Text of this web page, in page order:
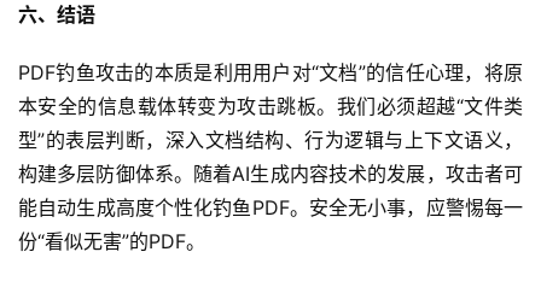
六、结语
PDF钓鱼攻击的本质是利用用户对“文档”的信任心理，将原
本安全的信息载体转变为攻击跳板。我们必须超越“文件类
型”的表层判断，深入文档结构、行为逻辑与上下文语义，
构建多层防御体系。随着AI生成内容技术的发展，攻击者可
能自动生成高度个性化钓鱼PDF。安全无小事，应警惕每一
份“看似无害”的PDF。